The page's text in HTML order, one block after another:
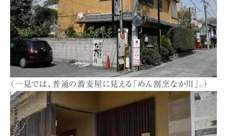
（一見では、普通の蕎麦屋に見える「めん割烹なか川」。）